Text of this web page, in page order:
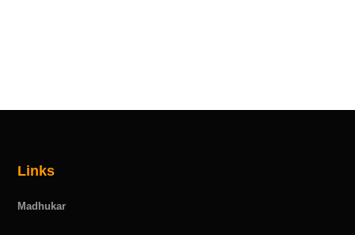
Links
Madhukar